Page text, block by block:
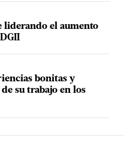
liderando el aumento
bonitas y
su trabajo en los